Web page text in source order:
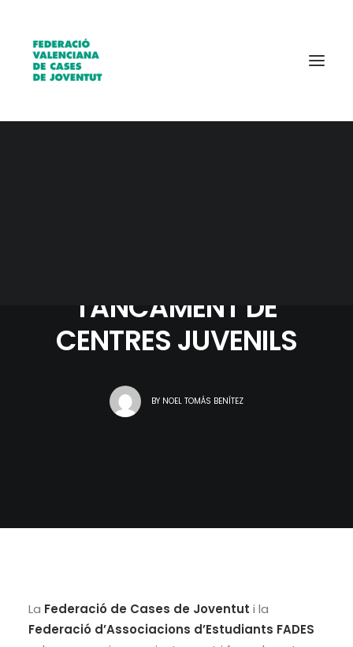
TANCAMENT DE
CENTRES JUVENILS
BY NOEL TOMÁS BENÍTEZ
La Federació de Cases de Joventut i la
Federació d’Associacions d’Estudiants FADES